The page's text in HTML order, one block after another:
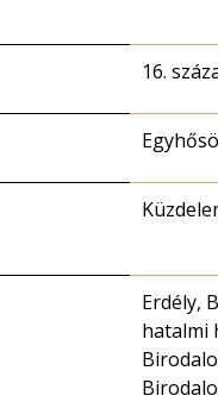
16.
Erdély,
hatalmi